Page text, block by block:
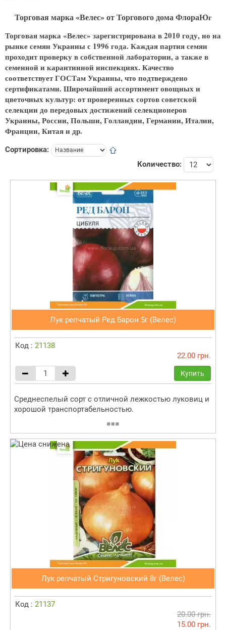
Торговая марка «Велес» от Торгового дома ФлораЮг
Торговая марка «Велес» зарегистрирована в 2010 году, но на
рынке семян Украины с 1996 года. Каждая партия семян
проходит проверку в собственной лаборатории, а также в
семенной и карантинной инспекциях. Качество
соответствует ГОСТам Украины, что подтверждено
сертификатами. Широчайший ассортимент овощных и
цветочных культур: от проверенных сортов советской
селекции до передовых достижений селекционеров
Украины, России, Польши, Голландии, Германии, Италии,
Франции, Китая и др.
Сортировка:
Количество:
Лук репчатый Ред Барон 5г (Велес)
Код : 21138
22.00 грн.
Купить
Среднеспелый сорт с отличной лежкостью луковиц и
хорошой транспортабельностью.
Лук репчатый Стригуновский 8г (Велес)
Код : 21137
20.00 грн.
15.00 грн.